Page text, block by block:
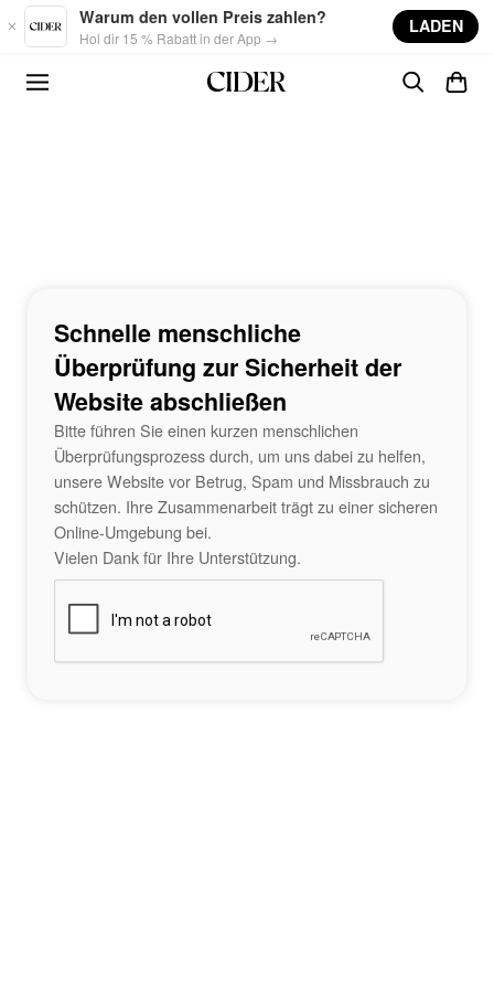
Skip to main content
Warum den vollen Preis zahlen?
Hol dir 15 % Rabatt in der App →
LADEN
Schnelle menschliche
Überprüfung zur Sicherheit der
Website abschließen
Bitte führen Sie einen kurzen menschlichen
Überprüfungsprozess durch, um uns dabei zu helfen,
unsere Website vor Betrug, Spam und Missbrauch zu
schützen. Ihre Zusammenarbeit trägt zu einer sicheren
Online-Umgebung bei.
Vielen Dank für Ihre Unterstützung.